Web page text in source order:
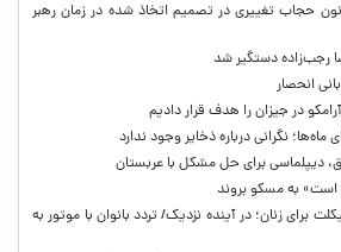
حجاب تغییری در تصمیم اتخاذ شده در زمان رهبر
رجب‌زاده دستگیر شد
انحصار
در جیزان را هدف قرار دادیم
ماه‌ها؛ نگرانی درباره ذخایر وجود ندارد
دیپلماسی برای حل مشکل با عربستان
به مسکو بروند
برای زنان؛ در آینده نزدیک/ تردد بانوان با موتور به‌